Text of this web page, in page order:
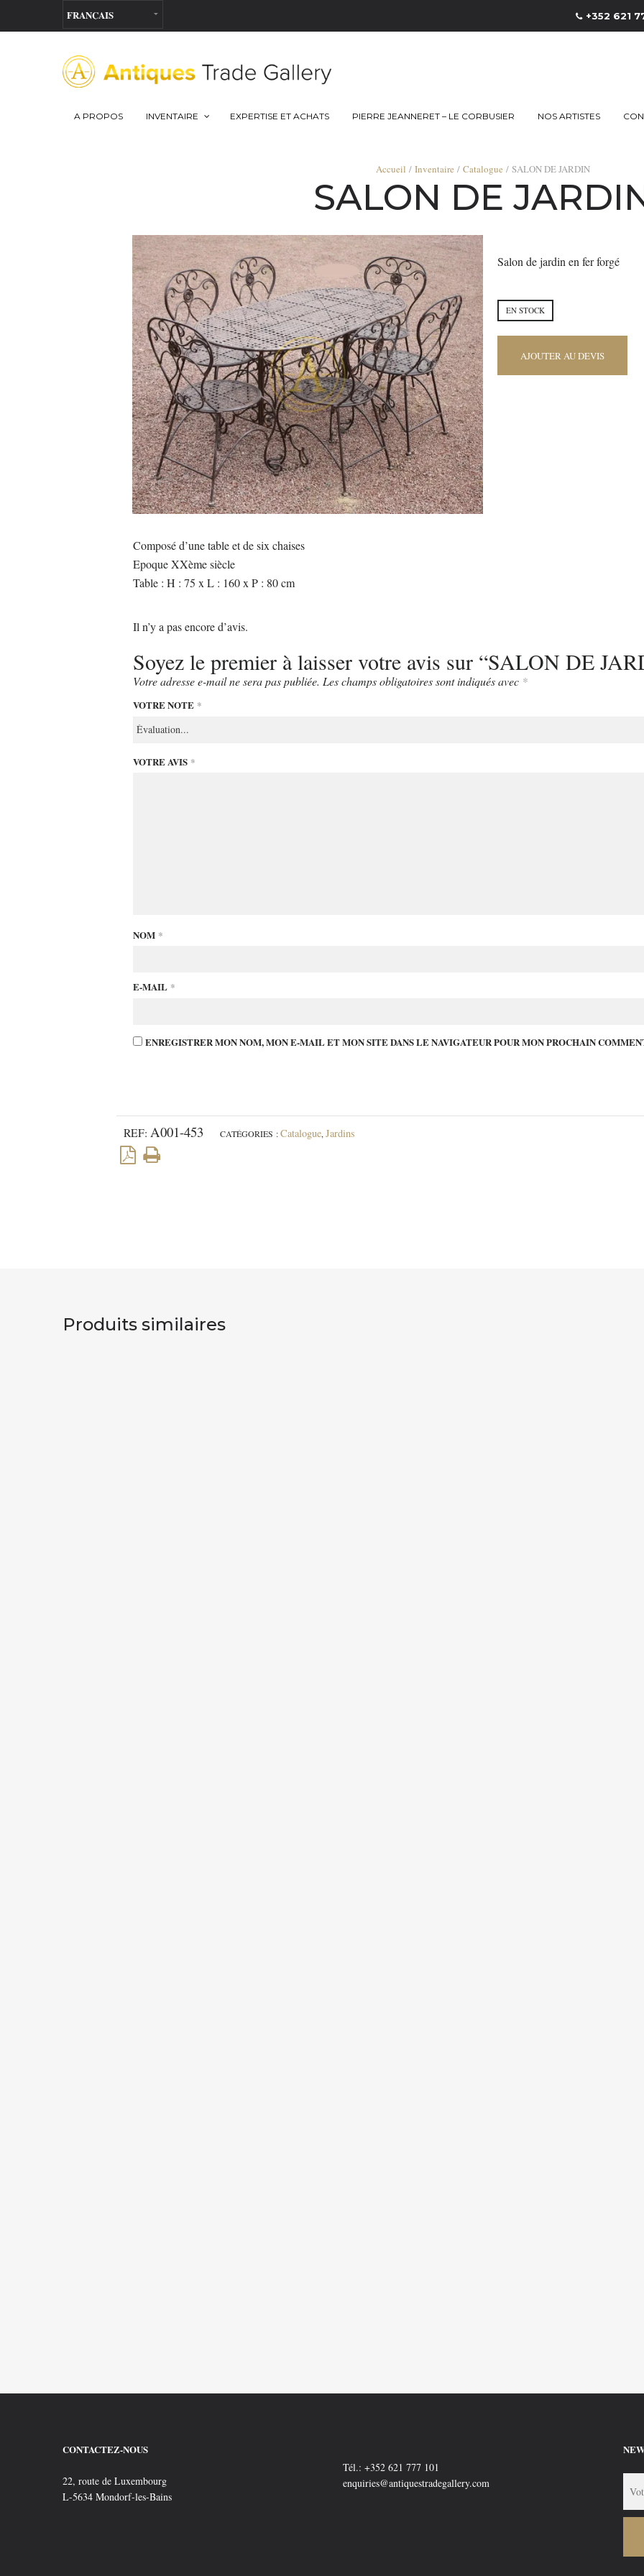
+352 621
A PROPOS INVENTAIRE EXPERTISE ET ACHATS PIERRE JEANNERET – LE CORBUSIER NOS ARTISTES
Accueil / Inventaire / Catalogue / SALON DE JARDIN
SALON DE
Salon de jardin en fer forgé
EN STOCK
AJOUTER AU DEVIS
Composé d’une table et de six chaises
Epoque XXème siècle
Table : H : 75 x L : 160 x P : 80 cm
Il n’y a pas encore d’avis.
Soyez le premier à laisser votre avis sur “SALON DE
Votre adresse e-mail ne sera pas publiée. Les champs obligatoires sont indiqués avec *
VOTRE NOTE *
VOTRE AVIS *
NOM *
E-MAIL *
ENREGISTRER MON NOM, MON E-MAIL ET MON SITE DANS LE NAVIGATEUR POUR MON PROCHAIN
REF: A001-453 CATÉGORIES :Catalogue, Jardins
Produits similaires
CONTACTEZ-NOUS
22, route de Luxembourg
L-5634 Mondorf-les-Bains
Tél.: +352 621 777 101
enquiries@antiquestradegallery.com